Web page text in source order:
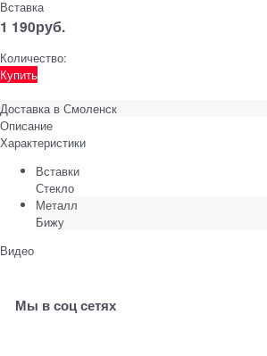
Вставка
1 190руб.
Количество:
Купить
Доставка в Смоленск
Описание
Характеристики
Вставки
Стекло
Металл
Бижу
Видео
Мы в соц сетях